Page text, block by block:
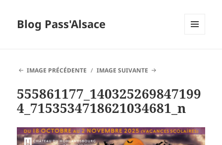
Blog Pass'Alsace
IMAGE PRÉCÉDENTE
IMAGE SUIVANTE
555861177_140325269847199
4_7153534718621034681_n